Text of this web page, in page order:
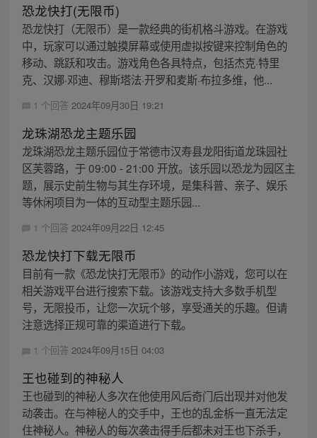
恐龙快打(无限币)
恐龙快打（无限币）是一款经典的街机格斗游戏。在游戏
中，玩家可以通过触摸屏幕或使用虚拟按键来控制角色的
移动、跳跃和攻击。游戏角色各具特点，包括杰克·特里
克、汉娜·邓迪、穆斯塔法·开罗和麦斯·布拉多维，他...
1 个回答 2024年09月30日 19:21
龙珠湖恐龙主题乐园
龙珠湖恐龙主题乐园位于常德市汉寿县龙阳街道龙珠园社
区芙蓉路，于 09:00 - 21:00 开放。该乐园以恐龙为园区主
题，展示史前生物与其生存环境，是集科普、亲子、娱乐
等休闲项目为一体的互动型主题乐园...
1 个回答 2024年09月22日 12:45
恐龙快打下载无限币
目前有一款《恐龙快打无限币》的动作小游戏，您可以在
相关游戏平台进行搜索下载。该游戏支持大多数手机型
号，无限投币，让您一次玩个够，享受通关的乐趣。但请
注意选择正规可靠的渠道进行下载。
1 个回答 2024年09月15日 04:03
王也碰到的神秘人
王也碰到的神秘人多次在他使用风后奇门后出现并对他发
动袭击。在与神秘人的交手中，王也的乱金柝一直无法定
住神秘人。神秘人的每次袭击得手后都未对王也下杀手，